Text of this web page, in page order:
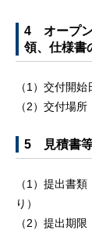
4 オープン
領、仕様書
（1）交付開
（2）交付場
5 見積書等
（1）提出書
り）
（2）提出期